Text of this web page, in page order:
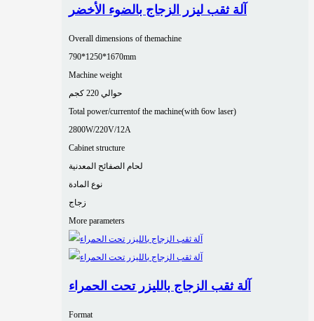
آلة ثقب ليزر الزجاج بالضوء الأخضر
Overall dimensions of themachine
790*1250*1670mm
Machine weight
حوالي 220 كجم
Total power/currentof the machine(with 6ow laser)
2800W/220V/12A
Cabinet structure
لحام الصفائح المعدنية
نوع المادة
زجاج
More parameters
آلة ثقب الزجاج بالليزر تحت الحمراء
Format